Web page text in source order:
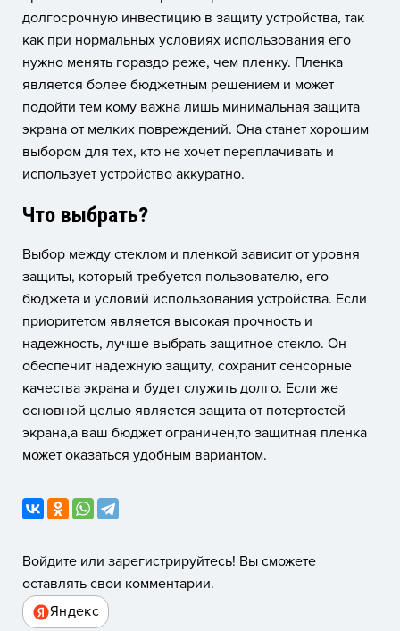
долгосрочную инвестицию в защиту устройства, так
как при нормальных условиях использования его
нужно менять гораздо реже, чем пленку. Пленка
является более бюджетным решением и может
подойти тем кому важна лишь минимальная защита
экрана от мелких повреждений. Она станет хорошим
выбором для тех, кто не хочет переплачивать и
использует устройство аккуратно.
Что выбрать?
Выбор между стеклом и пленкой зависит от уровня
защиты, который требуется пользователю, его
бюджета и условий использования устройства. Если
приоритетом является высокая прочность и
надежность, лучше выбрать защитное стекло. Он
обеспечит надежную защиту, сохранит сенсорные
качества экрана и будет служить долго. Если же
основной целью является защита от потертостей
экрана,а ваш бюджет ограничен,то защитная пленка
может оказаться удобным вариантом.
Войдите или зарегистрируйтесь! Вы сможете
оставлять свои комментарии.
Яндекс